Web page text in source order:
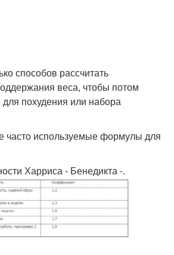
способов рассчитать
веса, чтобы потом
для похудения или набора
часто используемые формулы для
Харриса - Бенедикта -.